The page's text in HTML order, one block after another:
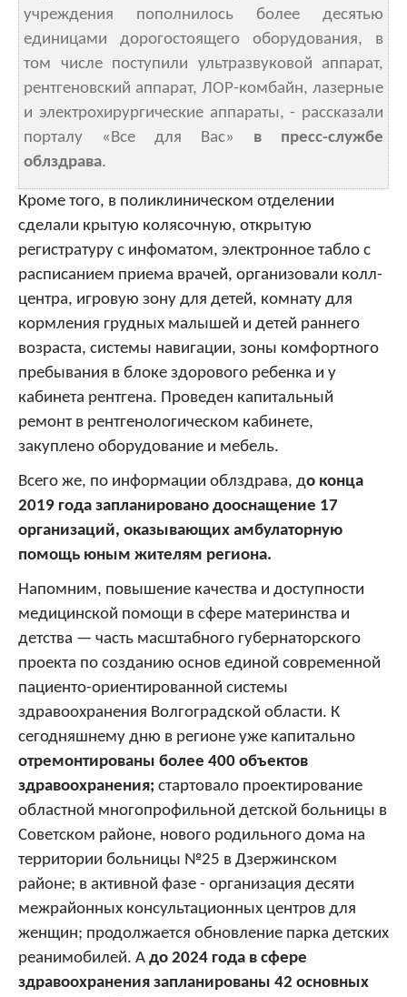
учреждения пополнилось более десятью
единицами дорогостоящего оборудования, в
том числе поступили ультразвуковой аппарат,
рентгеновский аппарат, ЛОР-комбайн, лазерные
и электрохирургические аппараты, - рассказали
порталу «Все для Вас»
в пресс-службе
облздрава.
Кроме того, в поликлиническом отделении
сделали крытую колясочную, открытую
регистратуру с инфоматом, электронное табло с
расписанием приема врачей, организовали колл-
центра, игровую зону для детей, комнату для
кормления грудных малышей и детей раннего
возраста, системы навигации, зоны комфортного
пребывания в блоке здорового ребенка и у
кабинета рентгена. Проведен капитальный
ремонт в рентгенологическом кабинете,
закуплено оборудование и мебель.
Всего же, по информации облздрава, до конца
2019 года запланировано дооснащение 17
организаций, оказывающих амбулаторную
помощь юным жителям региона.
Напомним, повышение качества и доступности
медицинской помощи в сфере материнства и
детства — часть масштабного губернаторского
проекта по созданию основ единой современной
пациенто-ориентированной системы
здравоохранения Волгоградской области. К
сегодняшнему дню в регионе уже капитально
отремонтированы более 400 объектов
здравоохранения; стартовало проектирование
областной многопрофильной детской больницы в
Советском районе, нового родильного дома на
территории больницы №25 в Дзержинском
районе; в активной фазе - организация десяти
межрайонных консультационных центров для
женщин; продолжается обновление парка детских
реанимобилей. А до 2024 года в сфере
здравоохранения запланированы 42 основных